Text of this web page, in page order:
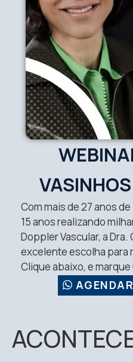
Com mais de 27 anos
15 anos realizando
Doppler Vascular, a
excelente escolha para
Clique abaixo, e